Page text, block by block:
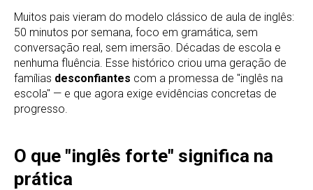
Muitos pais vieram do modelo clássico de aula de inglês:
50 minutos por semana, foco em gramática, sem
conversação real, sem imersão. Décadas de escola e
nenhuma fluência. Esse histórico criou uma geração de
famílias desconfiantes com a promessa de "inglês na
escola" — e que agora exige evidências concretas de
progresso.
O que "inglês forte" significa na
prática